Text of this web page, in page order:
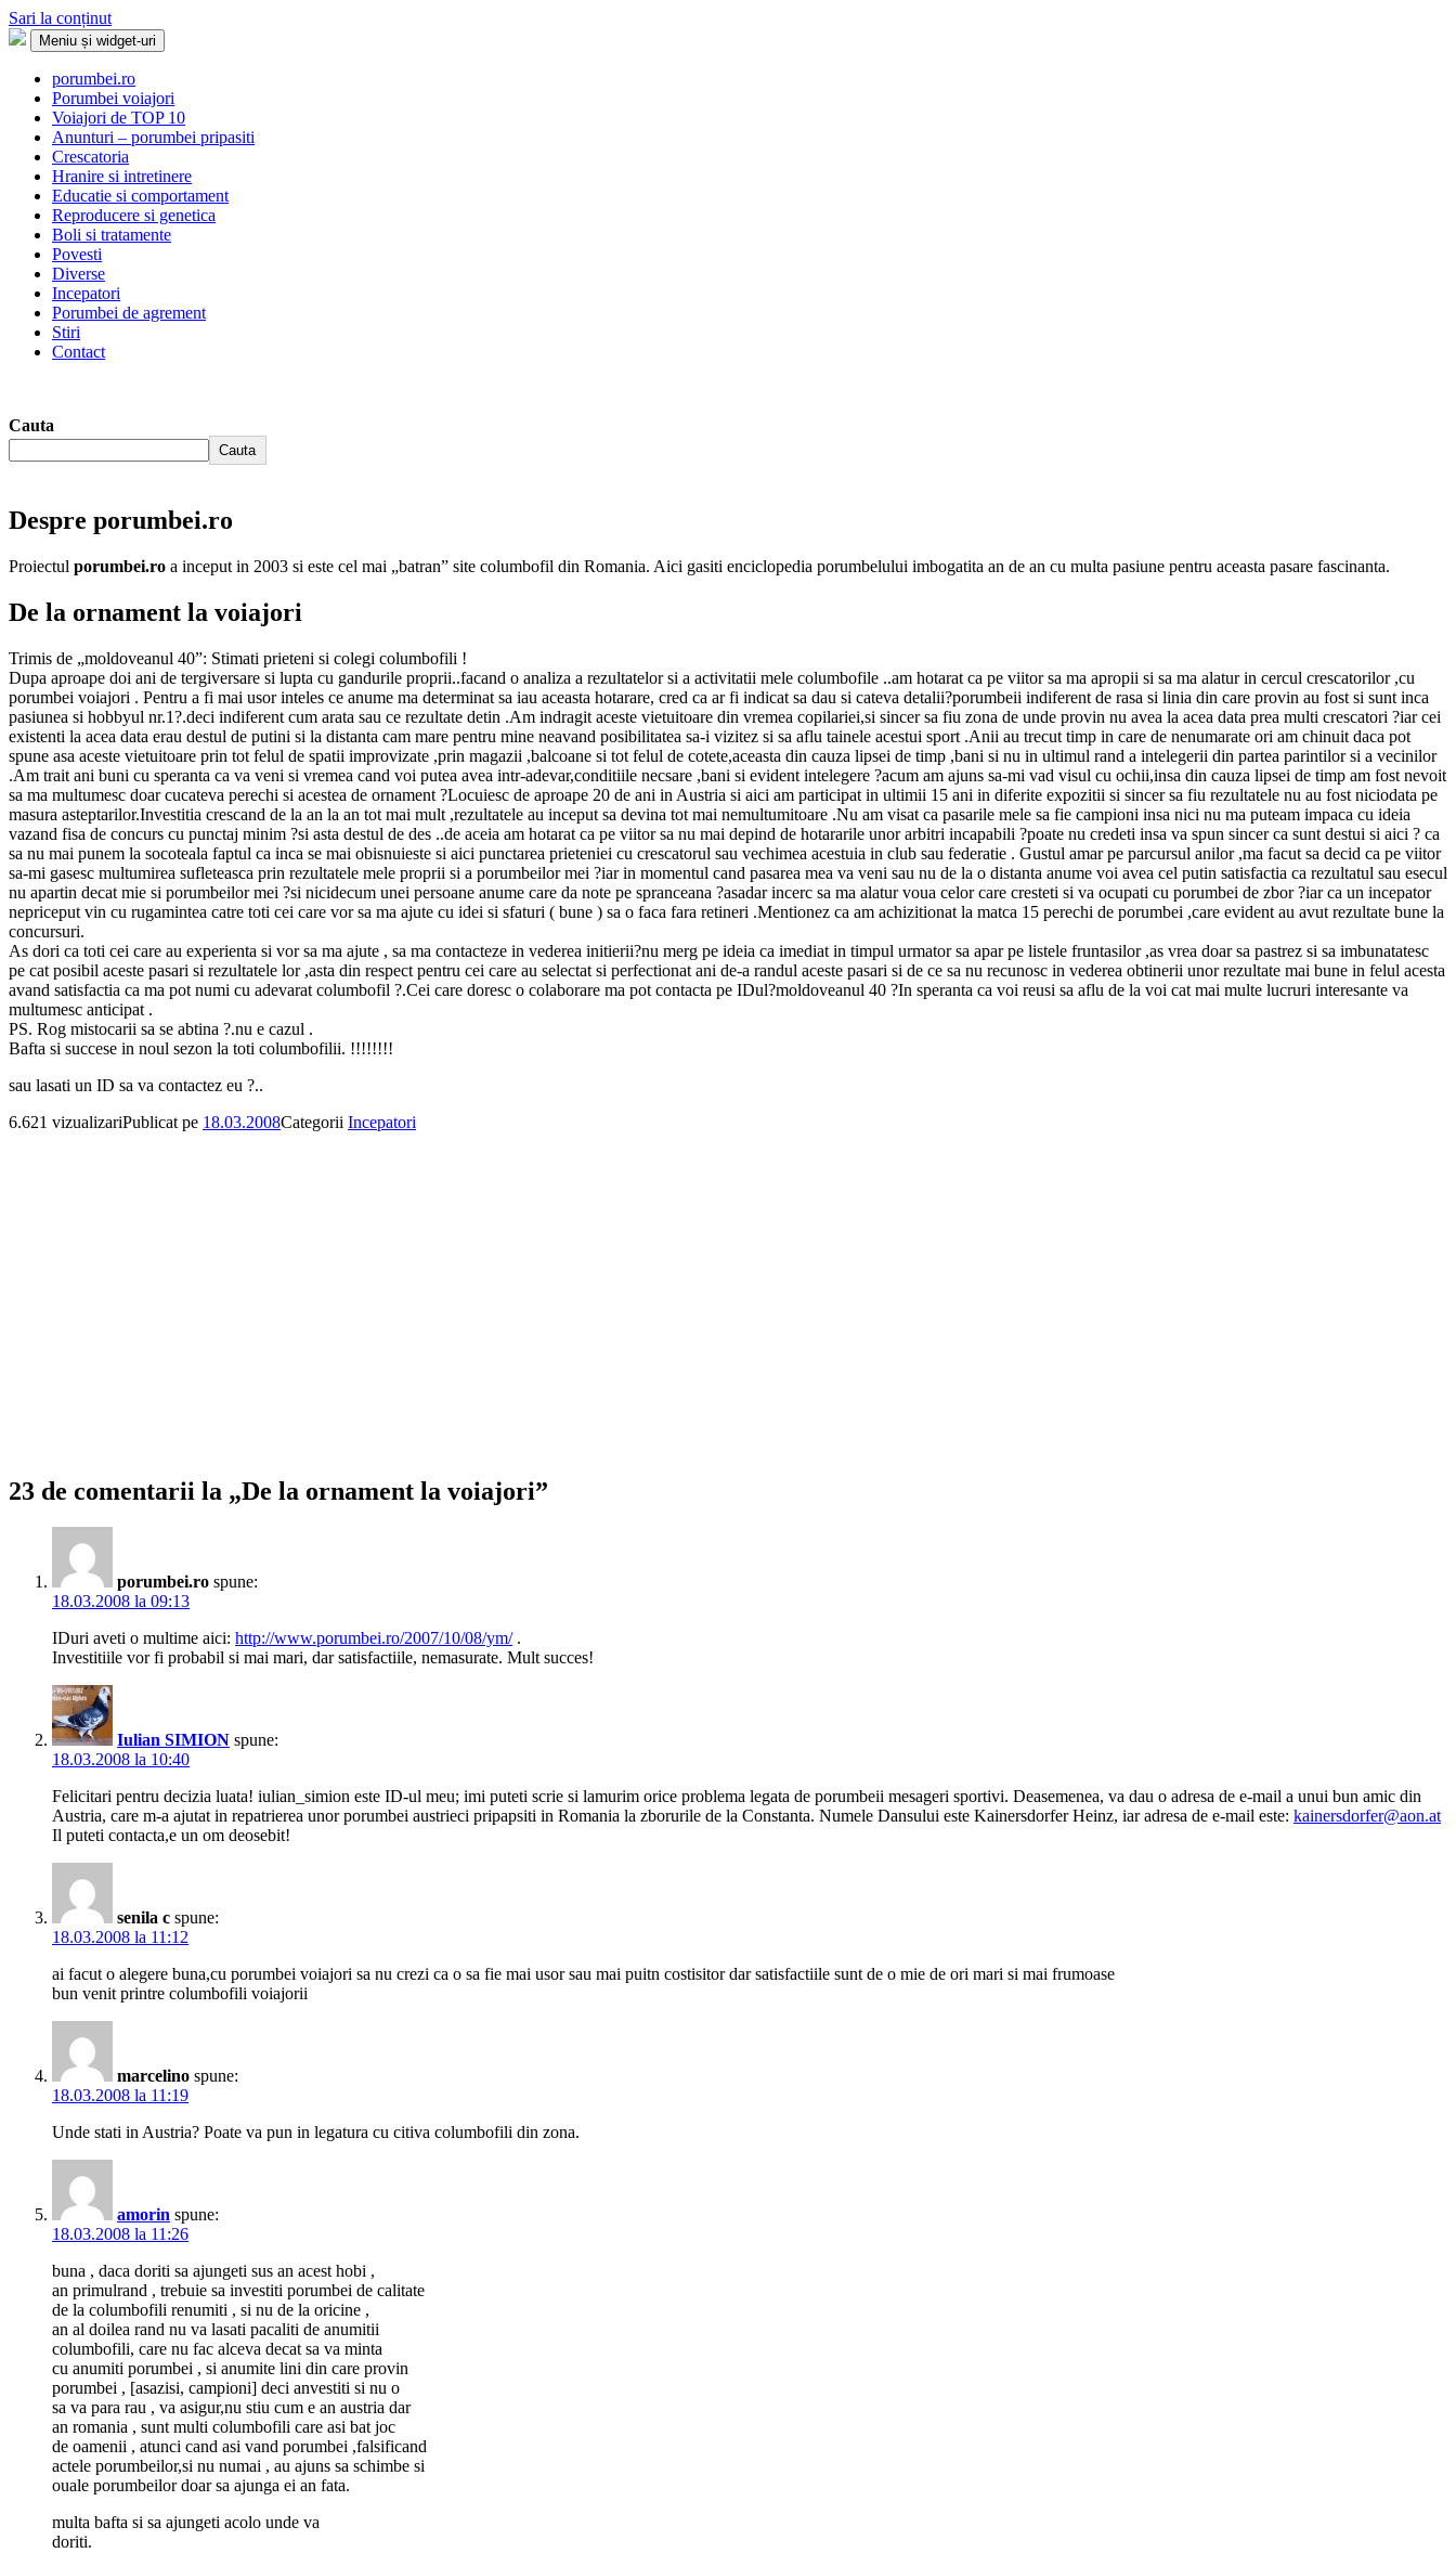
Sari la conținut
Porumbei.ro
Enciclopedia porumbelului
Meniu și widget-uri
porumbei.ro
Porumbei voiajori
Voiajori de TOP 10
Anunturi – porumbei pripasiti
Crescatoria
Hranire si intretinere
Educatie si comportament
Reproducere si genetica
Boli si tratamente
Povesti
Diverse
Incepatori
Porumbei de agrement
Stiri
Contact
Cauta
Cauta
Despre porumbei.ro
Proiectul porumbei.ro a inceput in 2003 si este cel mai „batran” site columbofil din Romania. Aici gasiti enciclopedia porumbelului imbogatita an de an cu multa pasiune pentru aceasta pasare fascinanta.
De la ornament la voiajori
Trimis de „moldoveanul 40”: Stimati prieteni si colegi columbofili !
Dupa aproape doi ani de tergiversare si lupta cu gandurile proprii..facand o analiza a rezultatelor si a activitatii mele columbofile ..am hotarat ca pe viitor sa ma apropii si sa ma alatur in cercul crescatorilor ,cu
porumbei voiajori . Pentru a fi mai usor inteles ce anume ma determinat sa iau aceasta hotarare, cred ca ar fi indicat sa dau si cateva detalii?porumbeii indiferent de rasa si linia din care provin au fost si sunt inca
pasiunea si hobbyul nr.1?.deci indiferent cum arata sau ce rezultate detin .Am indragit aceste vietuitoare din vremea copilariei,si sincer sa fiu zona de unde provin nu avea la acea data prea multi crescatori ?iar cei
existenti la acea data erau destul de putini si la distanta cam mare pentru mine neavand posibilitatea sa-i vizitez si sa aflu tainele acestui sport .Anii au trecut timp in care de nenumarate ori am chinuit daca pot
spune asa aceste vietuitoare prin tot felul de spatii improvizate ,prin magazii ,balcoane si tot felul de cotete,aceasta din cauza lipsei de timp ,bani si nu in ultimul rand a intelegerii din partea parintilor si a vecinilor
.Am trait ani buni cu speranta ca va veni si vremea cand voi putea avea intr-adevar,conditiile necsare ,bani si evident intelegere ?acum am ajuns sa-mi vad visul cu ochii,insa din cauza lipsei de timp am fost nevoit
sa ma multumesc doar cucateva perechi si acestea de ornament ?Locuiesc de aproape 20 de ani in Austria si aici am participat in ultimii 15 ani in diferite expozitii si sincer sa fiu rezultatele nu au fost niciodata pe
masura asteptarilor.Investitia crescand de la an la an tot mai mult ,rezultatele au inceput sa devina tot mai nemultumitoare .Nu am visat ca pasarile mele sa fie campioni insa nici nu ma puteam impaca cu ideia
vazand fisa de concurs cu punctaj minim ?si asta destul de des ..de aceia am hotarat ca pe viitor sa nu mai depind de hotararile unor arbitri incapabili ?poate nu credeti insa va spun sincer ca sunt destui si aici ? ca
sa nu mai punem la socoteala faptul ca inca se mai obisnuieste si aici punctarea prieteniei cu crescatorul sau vechimea acestuia in club sau federatie . Gustul amar pe parcursul anilor ,ma facut sa decid ca pe viitor
sa-mi gasesc multumirea sufleteasca prin rezultatele mele proprii si a porumbeilor mei ?iar in momentul cand pasarea mea va veni sau nu de la o distanta anume voi avea cel putin satisfactia ca rezultatul sau esecul
nu apartin decat mie si porumbeilor mei ?si nicidecum unei persoane anume care da note pe spranceana ?asadar incerc sa ma alatur voua celor care cresteti si va ocupati cu porumbei de zbor ?iar ca un incepator
nepriceput vin cu rugamintea catre toti cei care vor sa ma ajute cu idei si sfaturi ( bune ) sa o faca fara retineri .Mentionez ca am achizitionat la matca 15 perechi de porumbei ,care evident au avut rezultate bune la
concursuri.
As dori ca toti cei care au experienta si vor sa ma ajute , sa ma contacteze in vederea initierii?nu merg pe ideia ca imediat in timpul urmator sa apar pe listele fruntasilor ,as vrea doar sa pastrez si sa imbunatatesc
pe cat posibil aceste pasari si rezultatele lor ,asta din respect pentru cei care au selectat si perfectionat ani de-a randul aceste pasari si de ce sa nu recunosc in vederea obtinerii unor rezultate mai bune in felul acesta
avand satisfactia ca ma pot numi cu adevarat columbofil ?.Cei care doresc o colaborare ma pot contacta pe IDul?moldoveanul 40 ?In speranta ca voi reusi sa aflu de la voi cat mai multe lucruri interesante va
multumesc anticipat .
PS. Rog mistocarii sa se abtina ?.nu e cazul .
Bafta si succese in noul sezon la toti columbofilii. !!!!!!!!
sau lasati un ID sa va contactez eu ?..
6.621 vizualizariPublicat pe 18.03.2008Categorii Incepatori
23 de comentarii la „De la ornament la voiajori”
porumbei.ro spune:
18.03.2008 la 09:13
IDuri aveti o multime aici: http://www.porumbei.ro/2007/10/08/ym/.
Investitiile vor fi probabil si mai mari, dar satisfactiile, nemasurate. Mult succes!
Iulian SIMION spune:
18.03.2008 la 10:40
Felicitari pentru decizia luata! iulian_simion este ID-ul meu; imi puteti scrie si lamurim orice problema legata de porumbeii mesageri sportivi. Deasemenea, va dau o adresa de e-mail a unui bun amic din
Austria, care m-a ajutat in repatrierea unor porumbei austrieci pripapsiti in Romania la zborurile de la Constanta. Numele Dansului este Kainersdorfer Heinz, iar adresa de e-mail este: kainersdorfer@aon.at
Il puteti contacta,e un om deosebit!
senila c spune:
18.03.2008 la 11:12
ai facut o alegere buna,cu porumbei voiajori sa nu crezi ca o sa fie mai usor sau mai puitn costisitor dar satisfactiile sunt de o mie de ori mari si mai frumoase
bun venit printre columbofili voiajorii
marcelino spune:
18.03.2008 la 11:19
Unde stati in Austria? Poate va pun in legatura cu citiva columbofili din zona.
amorin spune:
18.03.2008 la 11:26
buna , daca doriti sa ajungeti sus an acest hobi ,
an primulrand , trebuie sa investiti porumbei de calitate
de la columbofili renumiti , si nu de la oricine ,
an al doilea rand nu va lasati pacaliti de anumitii
columbofili, care nu fac alceva decat sa va minta
cu anumiti porumbei , si anumite lini din care provin
porumbei , [asazisi, campioni] deci anvestiti si nu o
sa va para rau , va asigur,nu stiu cum e an austria dar
an romania , sunt multi columbofili care asi bat joc
de oamenii , atunci cand asi vand porumbei ,falsificand
actele porumbeilor,si nu numai , au ajuns sa schimbe si
ouale porumbeilor doar sa ajunga ei an fata.
multa bafta si sa ajungeti acolo unde va
doriti.